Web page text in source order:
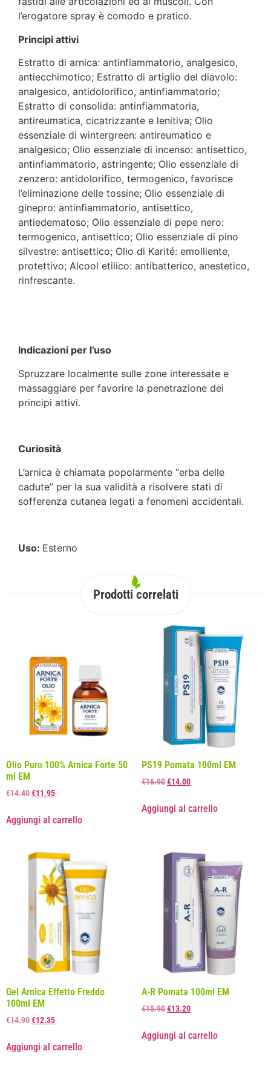
l’erogatore spray è comodo e pratico.
Principi attivi
Estratto di arnica: antinfiammatorio, analgesico,
antiecchimotico; Estratto di artiglio del diavolo:
analgesico, antidolorifico, antinfiammatorio;
Estratto di consolida: antinfiammatoria,
antireumatica, cicatrizzante e lenitiva; Olio
essenziale di wintergreen: antireumatico e
analgesico; Olio essenziale di incenso: antisettico,
antinfiammatorio, astringente; Olio essenziale di
zenzero: antidolorifico, termogenico, favorisce
l’eliminazione delle tossine; Olio essenziale di
ginepro: antinfiammatorio, antisettico,
antiedematoso; Olio essenziale di pepe nero:
termogenico, antisettico; Olio essenziale di pino
silvestre: antisettico; Olio di Karité: emolliente,
protettivo; Alcool etilico: antibatterico, anestetico,
rinfrescante.
Indicazioni per l’uso
Spruzzare localmente sulle zone interessate e
massaggiare per favorire la penetrazione dei
principi attivi.
Curiosità
L’arnica è chiamata popolarmente “erba delle
cadute” per la sua validità a risolvere stati di
sofferenza cutanea legati a fenomeni accidentali.
Uso: Esterno
Prodotti correlati
Olio Puro 100% Arnica Forte 50
ml EM
€14.40€11.95
Aggiungi al carrello
PS19 Pomata 100ml EM
€16.90€14.00
Aggiungi al carrello
Gel Arnica Effetto Freddo
100ml EM
€14.90€12.35
Aggiungi al carrello
A-R Pomata 100ml EM
€15.90€13.20
Aggiungi al carrello